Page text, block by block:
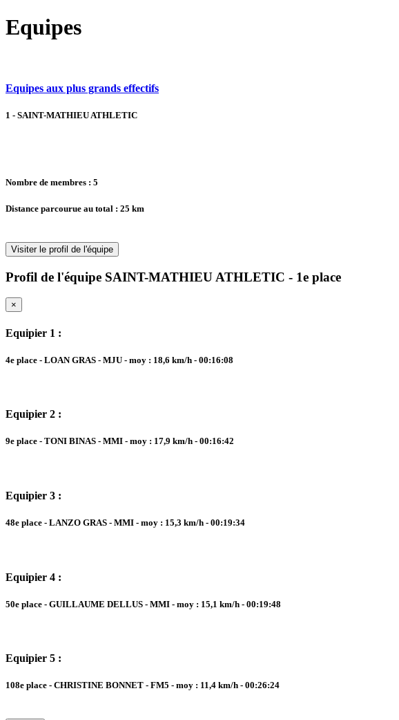
Equipes
Equipes aux plus grands effectifs
1 - SAINT-MATHIEU ATHLETIC
Nombre de membres : 5
Distance parcourue au total : 25 km
Visiter le profil de l'équipe
Profil de l'équipe SAINT-MATHIEU ATHLETIC - 1e place
×
Equipier 1 :
4e place - LOAN GRAS - MJU - moy : 18,6 km/h - 00:16:08
Equipier 2 :
9e place - TONI BINAS - MMI - moy : 17,9 km/h - 00:16:42
Equipier 3 :
48e place - LANZO GRAS - MMI - moy : 15,3 km/h - 00:19:34
Equipier 4 :
50e place - GUILLAUME DELLUS - MMI - moy : 15,1 km/h - 00:19:48
Equipier 5 :
108e place - CHRISTINE BONNET - FM5 - moy : 11,4 km/h - 00:26:24